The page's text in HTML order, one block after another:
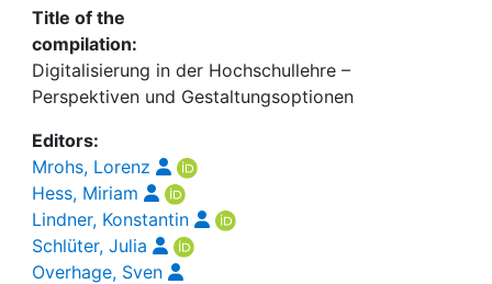
Title of the
compilation:
Digitalisierung in der Hochschullehre –
Perspektiven und Gestaltungsoptionen
Editors:
Mrohs, Lorenz
Hess, Miriam
Lindner, Konstantin
Schlüter, Julia
Overhage, Sven